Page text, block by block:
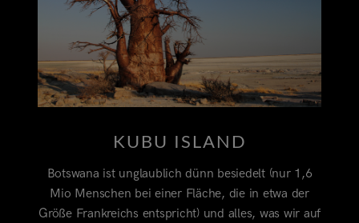
KUBU ISLAND
Botswana ist unglaublich dünn besiedelt (nur 1,6
Mio Menschen bei einer Fläche, die in etwa der
Größe Frankreichs entspricht) und alles, was wir auf